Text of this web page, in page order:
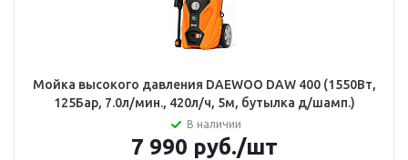
Мойка высокого давления DAEWOO DAW 400 (1550Вт,
125Бар, 7.0л/мин., 420л/ч, 5м, бутылка д/шамп.)
В наличии
7 990 руб./шт